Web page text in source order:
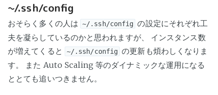
~/.ssh/config
おそらく多くの人は ~/.ssh/config の設定にそれぞれ工
夫を凝らしているのかと思われますが、 インスタンス数
が増えてくると
~/.ssh/config の更新も煩わしくなりま
す。 また Auto Scaling 等のダイナミックな運用になる
ととても追いつきません。